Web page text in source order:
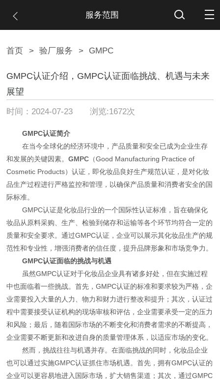
服务范围
首页 > 验厂服务 > GMPC
GMPC认证介绍，GMPC认证面临挑战、机遇与未来
展望
时间：2024-07-23 浏览:1672次
GMPC认证简介
在当今全球化的经济环境中，产品质量和安全已成为企业生存
和发展的关键因素。GMPC （Good Manufacturing Practice of
Cosmetic Products）认证，即化妆品良好生产规范认证，是对化妆
品生产过程进行严格监控和管理，以确保产品质量和消费者安全的国
际标准。
GMPC认证是化妆品行业的一个国际性认证标准，旨在确保化
妆品从原料采购、生产、检验到储存和运输等各个环节均符合一定的
质量和安全要求。通过GMPC认证，企业可以展示其化妆品生产的规
范性和专业性，增强消费者的信任度，提升品牌形象和市场竞争力。
GMPC认证面临的挑战与机遇
虽然GMPC认证对于化妆品企业具有诸多好处，但在实施过程
中也面临着一些挑战。首先，GMPC认证的标准和要求较为严格，企
业需要投入大量的人力、物力和财力进行整改和提升；其次，认证过
程中需要接受认证机构的现场审核和评估，企业需要承受一定的压力
和风险；最后，随着国际市场的不断变化和消费者需求的不断提高，
企业需要不断更新和改进自身的质量管理体系，以适应市场的变化。
然而，挑战往往与机遇并存。在面临挑战的同时，化妆品企业
也可以通过实施GMPC认证抓住市场机遇。首先，拥有GMPC认证的
企业可以更容易地进入国际市场，扩大销售渠道；其次，通过GMPC